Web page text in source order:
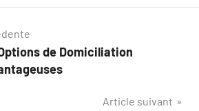
de Domiciliation
Article suivant